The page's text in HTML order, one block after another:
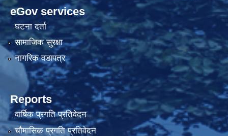
eGov services
घटना दर्ता
सामाजिक सुरक्षा
नागरिक वडापत्र
Reports
वार्षिक प्रगति प्रतिवेदन
चौमासिक प्रगति प्रतिवेदन